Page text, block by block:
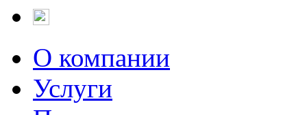
О компании
Услуги